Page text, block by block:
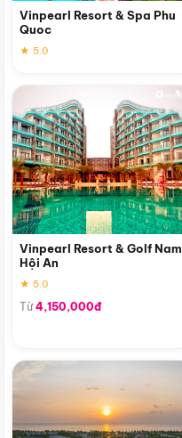
Vinpearl Resort & Spa Phu
Quoc
★ 5.0
Vinpearl Resort & Golf Nam
Hội An
★ 5.0
Từ4,150,000đ